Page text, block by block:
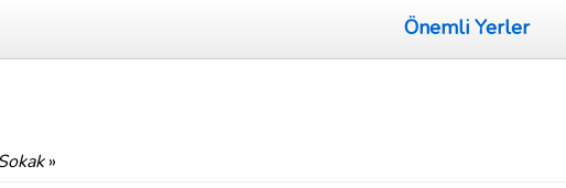
Önemli Yerler
»